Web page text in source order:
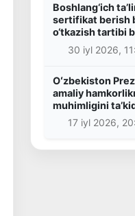
Boshlang‘ich
sertifikat berish
o‘tkazish tartibi
30 iyl 2026,
Oʻzbekiston
amaliy
muhimligini
17 iyl 2026,